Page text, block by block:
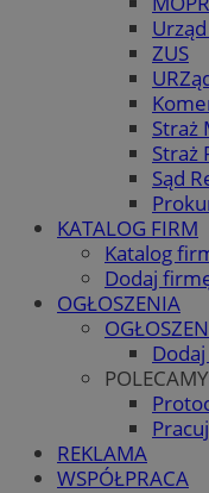
ZUS
Straż
Straż
Sąd
KATALOG FIRM
Katalog
Dodaj
OGŁOSZENIA
POLECAMY
REKLAMA
WSPÓŁPRACA